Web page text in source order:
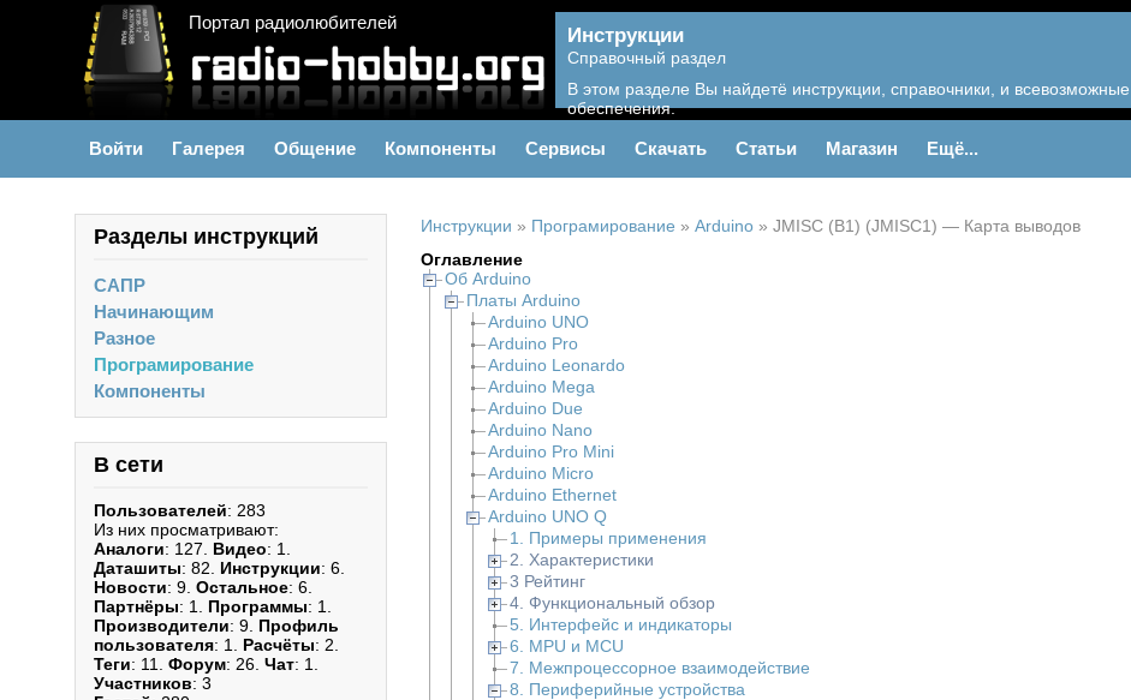
Портал радиолюбителей
Инструкции
Справочный раздел
В этом разделе Вы найдетё инструкции, справочники, и
обеспечения.
Войти Галерея Общение Компоненты Сервисы Скачать Статьи Магазин Ещё...
Разделы инструкций
САПР
Начинающим
Разное
Програмирование
Компоненты
В сети
Пользователей: 283
Из них просматривают:
Аналоги: 127. Видео: 1.
Даташиты: 82. Инструкции: 6.
Новости: 9. Остальное: 6.
Партнёры: 1. Программы: 1.
Производители: 9. Профиль
пользователя: 1. Расчёты: 2.
Теги: 11. Форум: 26. Чат: 1.
Участников: 3
Инструкции » Програмирование » Arduino » JMISC (B1) (JMISC1) — Карта выводов
Оглавление
Об Arduino
Платы Arduino
Arduino UNO
Arduino Pro
Arduino Leonardo
Arduino Mega
Arduino Due
Arduino Nano
Arduino Pro Mini
Arduino Micro
Arduino Ethernet
Arduino UNO Q
1. Примеры применения
2. Характеристики
3 Рейтинг
4. Функциональный обзор
5. Интерфейс и индикаторы
6. MPU и MCU
7. Межпроцессорное взаимодействие
8. Периферийные устройства